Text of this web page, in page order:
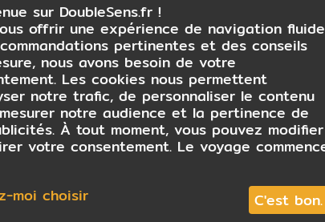
sur DoubleSens.fr !
offrir une expérience de navigation
pertinentes et des conseils
nous avons besoin de votre
Les cookies nous permettent
notre trafic, de personnaliser le contenu
notre audience et la pertinence de
À tout moment, vous pouvez modifier
votre consentement. Le voyage
moi choisir
C'est bon.